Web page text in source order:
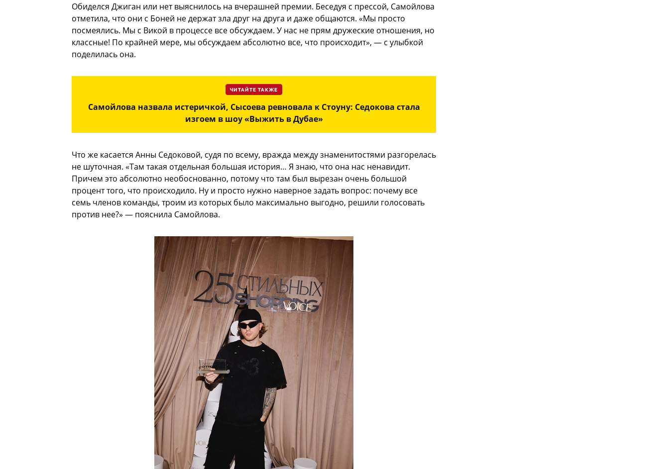
Обиделся Джиган или нет выяснилось на вчерашней премии. Беседуя с прессой, Самойлова
отметила, что они с Боней не держат зла друг на друга и даже общаются. «Мы просто
посмеялись. Мы с Викой в процессе все обсуждаем. У нас не прям дружеские отношения, но
классные! По крайней мере, мы обсуждаем абсолютно все, что происходит», — с улыбкой
поделилась она.
ЧИТАЙТЕ ТАКЖЕ
Самойлова назвала истеричкой, Сысоева ревновала к Стоуну: Седокова стала
изгоем в шоу «Выжить в Дубае»
Что же касается Анны Седоковой, судя по всему, вражда между знаменитостями разгорелась
не шуточная. «Там такая отдельная большая история… Я знаю, что она нас ненавидит.
Причем это абсолютно необоснованно, потому что там был вырезан очень большой
процент того, что происходило. Ну и просто нужно наверное задать вопрос: почему все
семь членов команды, троим из которых было максимально выгодно, решили голосовать
против нее?» — пояснила Самойлова.